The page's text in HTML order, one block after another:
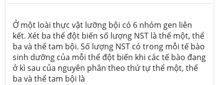
Ở một loài thực vật lưỡng bội có 6 nhóm gen liên
kết. Xét ba thể đột biến số lượng NST là thể một, thể
ba và thể tam bội. Số lượng NST có trong mỗi tế bào
sinh dưỡng của mỗi thể đột biến khi các tế bào đang
ở kì sau của nguyên phân theo thứ tự thể một, thể
ba và thể tam bội là